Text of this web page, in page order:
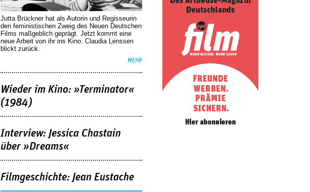
Jutta Brückner hat als Autorin und Regisseurin
den feministischen Zweig des Neuen Deutschen
Films maßgeblich geprägt. Jetzt kommt eine
neue Arbeit von ihr ins Kino. Claudia Lenssen
blickt zurück.
MEHR
Wieder im Kino: »Terminator«
(1984)
Interview: Jessica Chastain
über »Dreams«
Filmgeschichte: Jean Eustache